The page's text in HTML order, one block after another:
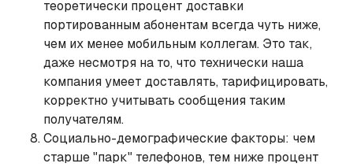
теоретически процент доставки
портированным абонентам всегда чуть ниже,
чем их менее мобильным коллегам. Это так,
даже несмотря на то, что технически наша
компания умеет доставлять, тарифицировать,
корректно учитывать сообщения таким
получателям.
Социально-демографические факторы: чем
старше "парк" телефонов, тем ниже процент